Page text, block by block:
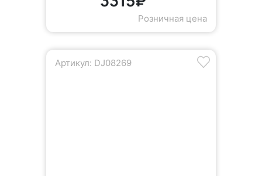
Розничная цена
Артикул: DJ08269